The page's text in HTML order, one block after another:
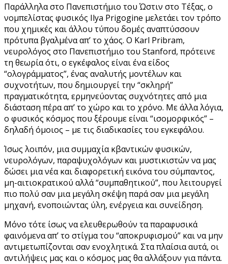
Παράλληλα στο Πανεπιστήμιο του Ώστιν στο Τέξας, ο
νομπελίστας φυσικός Ilya Prigogine μελετάει τον τρόπο
που χημικές και άλλου τύπου δομές αναπτύσσουν
πρότυπα βγαλμένα απ’ το χάος. Ο Karl Pribram,
νευρολόγος στο Πανεπιστήμιο του Stanford, πρότεινε
τη θεωρία ότι, ο εγκέφαλος είναι ένα είδος
“ολογράμματος”, ένας αναλυτής μοντέλων και
συχνοτήτων, που δημιουργεί την “σκληρή”
πραγματικότητα, ερμηνεύοντας συχνότητες από μια
διάσταση πέρα απ’ το χώρο και το χρόνο. Με άλλα λόγια,
ο φυσικός κόσμος που ξέρουμε είναι “ισομορφικός” –
δηλαδή όμοιος – με τις διαδικασίες του εγκεφάλου.
Ίσως λοιπόν, μια συμμαχία κβαντικών φυσικών,
νευρολόγων, παραψυχολόγων και μυστικιστών να μας
δώσει μια νέα και διαφορετική εικόνα του σύμπαντος,
μη-αιτιοκρατικού αλλά “συμπαθητικού”, που λειτουργεί
πιο πολύ σαν μια μεγάλη σκέψη παρά σαν μια μεγάλη
μηχανή, ενοποιώντας ύλη, ενέργεια και συνείδηση.
Μόνο τότε ίσως να ελευθερωθούν τα παραφυσικά
φαινόμενα απ’ το στίγμα του “αποκρυφισμού” και να μην
αντιμετωπίζονται σαν ενοχλητικά. Στα πλαίσια αυτά, οι
αντιλήψεις μας και ο κόσμος μας θα αλλάξουν για πάντα.